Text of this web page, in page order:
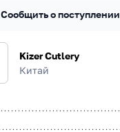
Kizer Cutlery
Китай
Сообщить о поступлении